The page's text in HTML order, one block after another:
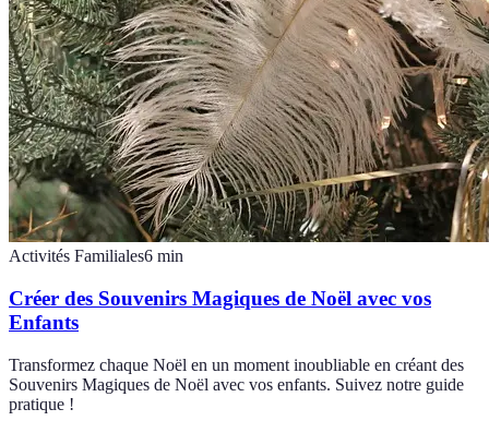
Activités Familiales6 min
Créer des Souvenirs Magiques de Noël avec vos
Enfants
Transformez chaque Noël en un moment inoubliable en créant des
Souvenirs Magiques de Noël avec vos enfants. Suivez notre guide
pratique !